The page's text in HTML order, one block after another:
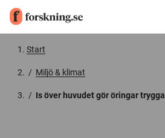
Start
/ Miljö & klimat
/ Is över huvudet gör öringar trygga